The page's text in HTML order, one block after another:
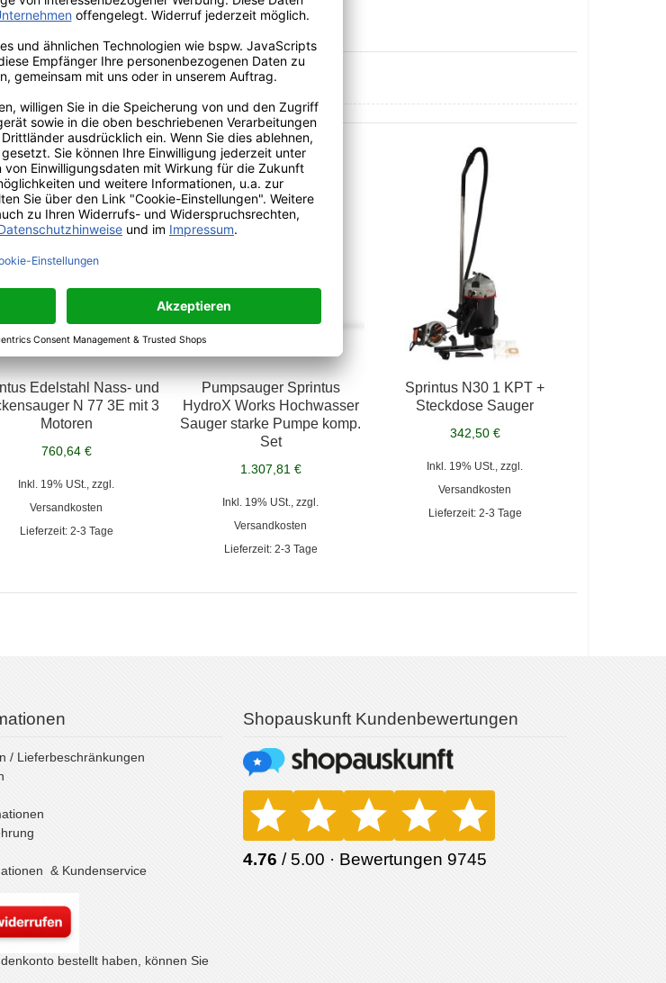
unter 02855-3036455 in der Zeit von 10 - 15 Uhr an.
Absteigend
sortieren
Zeige pro Seite
Edelstahl Nass- und
N 77 3E mit 3
Motoren
760,64 €
Inkl. 19% USt., zzgl.
Versandkosten
Lieferzeit: 2-3 Tage
Pumpsauger Sprintus
HydroX Works Hochwasser
Sauger starke Pumpe komp.
Set
1.307,81 €
Inkl. 19% USt., zzgl.
Versandkosten
Lieferzeit: 2-3 Tage
Sprintus N30 1 KPT +
Steckdose Sauger
342,50 €
Inkl. 19% USt., zzgl.
Versandkosten
Lieferzeit: 2-3 Tage
/ Lieferbeschränkungen
& Kundenservice
bestellt haben, können Sie
Shopauskunft Kundenbewertungen